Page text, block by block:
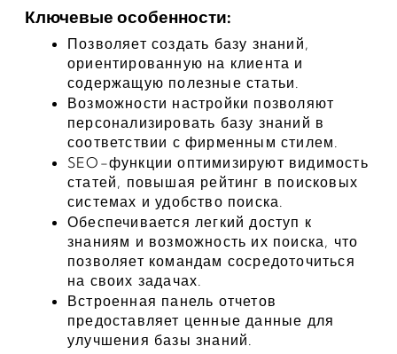
Ключевые особенности:
Позволяет создать базу знаний,
ориентированную на клиента и
содержащую полезные статьи.
Возможности настройки позволяют
персонализировать базу знаний в
соответствии с фирменным стилем.
SEO-функции оптимизируют видимость
статей, повышая рейтинг в поисковых
системах и удобство поиска.
Обеспечивается легкий доступ к
знаниям и возможность их поиска, что
позволяет командам сосредоточиться
на своих задачах.
Встроенная панель отчетов
предоставляет ценные данные для
улучшения базы знаний.